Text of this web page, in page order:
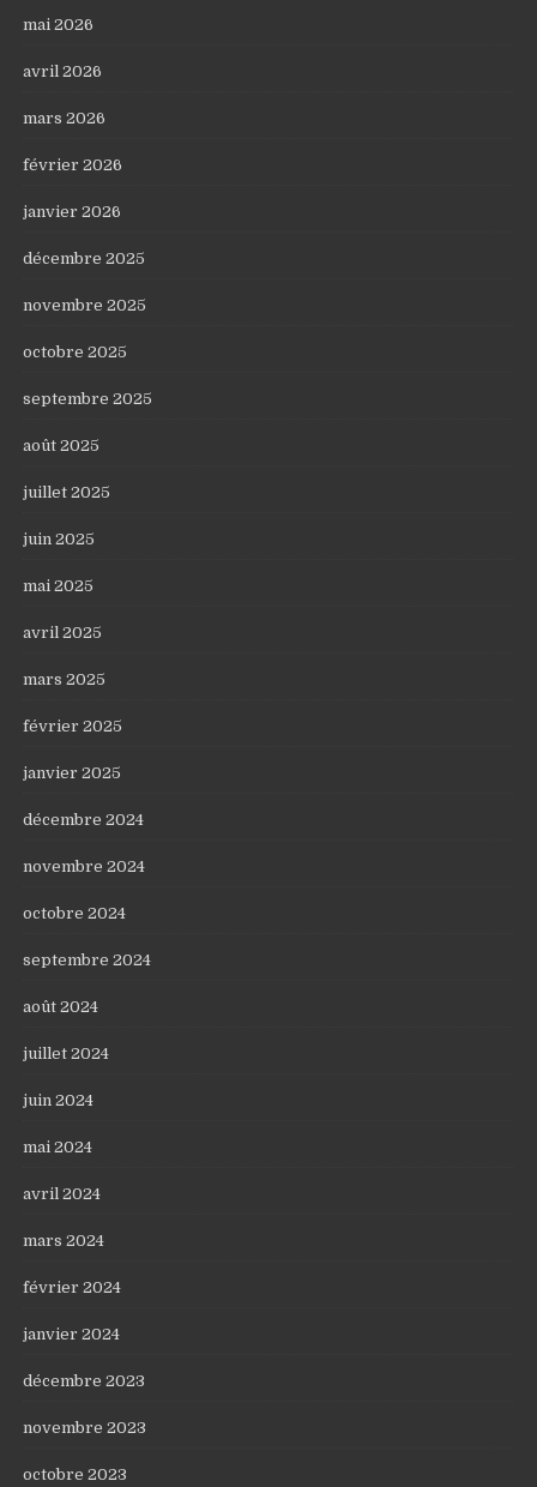
mai 2026
avril 2026
mars 2026
février 2026
janvier 2026
décembre 2025
novembre 2025
octobre 2025
septembre 2025
août 2025
juillet 2025
juin 2025
mai 2025
avril 2025
mars 2025
février 2025
janvier 2025
décembre 2024
novembre 2024
octobre 2024
septembre 2024
août 2024
juillet 2024
juin 2024
mai 2024
avril 2024
mars 2024
février 2024
janvier 2024
décembre 2023
novembre 2023
octobre 2023